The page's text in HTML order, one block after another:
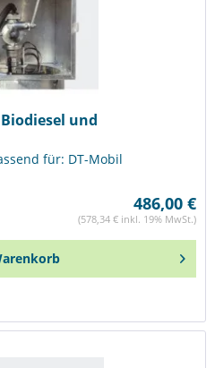
und
für: DT-Mobil
486,00 €
(578,34 € inkl. 19% MwSt.)